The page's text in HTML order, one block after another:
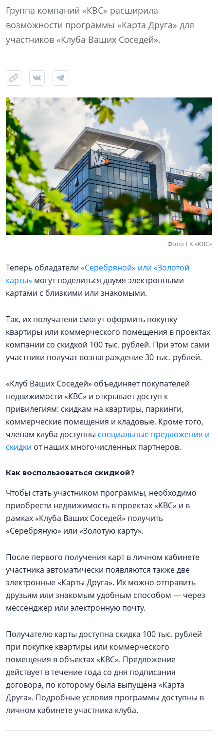
Группа компаний «КВС» расширила
возможности программы «Карта Друга» для
участников «Клуба Ваших Соседей».
Фото: ГК «КВС»
Теперь обладатели «Серебряной» или «Золотой
карты» могут поделиться двумя электронными
картами с близкими или знакомыми.
Так, их получатели смогут оформить покупку
квартиры или коммерческого помещения в проектах
компании со скидкой 100 тыс. рублей. При этом сами
участники получат вознаграждение 30 тыс. рублей.
«Клуб Ваших Соседей» объединяет покупателей
недвижимости «КВС» и открывает доступ к
привилегиям: скидкам на квартиры, паркинги,
коммерческие помещения и кладовые. Кроме того,
членам клуба доступны специальные предложения и
скидки от наших многочисленных партнеров.
Как воспользоваться скидкой?
Чтобы стать участником программы, необходимо
приобрести недвижимость в проектах «КВС» и в
рамках «Клуба Ваших Соседей» получить
«Серебряную» или «Золотую карту».
После первого получения карт в личном кабинете
участника автоматически появляются также две
электронные «Карты Друга». Их можно отправить
друзьям или знакомым удобным способом — через
мессенджер или электронную почту.
Получателю карты доступна скидка 100 тыс. рублей
при покупке квартиры или коммерческого
помещения в объектах «КВС». Предложение
действует в течение года со дня подписания
договора, по которому была выпущена «Карта
Друга». Подробные условия программы доступны в
личном кабинете участника клуба.